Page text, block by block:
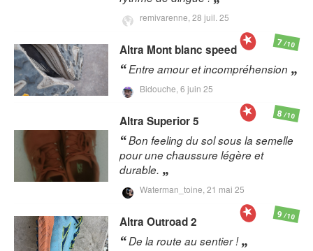
remivarenne, 28 juil. 25
Altra Mont blanc speed
Entre amour et incompréhension
Bidouche, 6 juin 25
7/10
Altra Superior 5
Bon feeling du sol sous la semelle
pour une chaussure légère et
durable.
Waterman_toine, 21 mai 25
8/10
Altra Outroad 2
De la route au sentier !
9/10